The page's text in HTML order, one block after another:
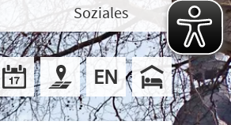
Soziales